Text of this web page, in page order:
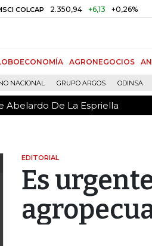
2.350,94 +6,13 +0,26%
AGRONEGOCIOS
NACIONAL GRUPO ARGOS ODINSA
Abelardo De La Espriella
Abelardo De La Espriella
EDITORIAL
Es